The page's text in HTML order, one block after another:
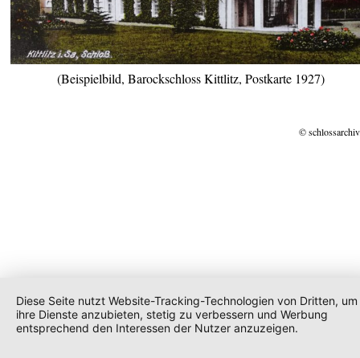
(Beispielbild, Barockschloss Kittlitz, Postkarte 1927)
©
Diese Seite nutzt Website-Tracking-Technologien von Dritten, um
ihre Dienste anzubieten, stetig zu verbessern und Werbung
entsprechend den Interessen der Nutzer anzuzeigen.